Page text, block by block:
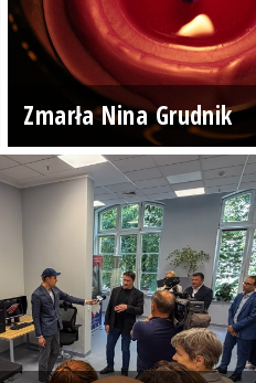
Zmarła Nina Grudnik